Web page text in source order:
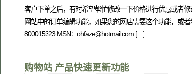
客户下单之后，有时希望帮忙修改一下价格进行优惠或者
网站中的订单编辑功能，如果您的网店需要这个功能，或
800015323 MSN：ohfaze@hotmail.com […]
购物站 产品快速更新功能